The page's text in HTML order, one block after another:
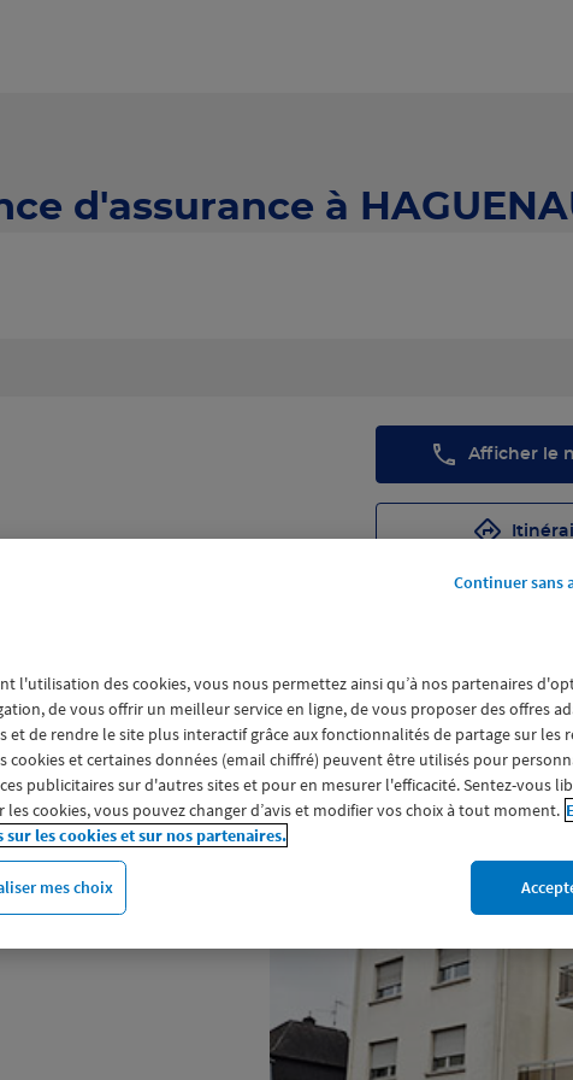
d'assurance à
Afficher le
parole à ses sociétaires et les
(assurance auto et moto,
la mutuelle et la prévoyance
ou encore pour l'épargne
ou CSE, faites votre devis
Macif Assurances de
l'utilisation des cookies, vous nous permettez ainsi qu’à nos partenaires
de vous offrir un meilleur service en ligne, de vous proposer des offres
et de rendre le site plus interactif grâce aux fonctionnalités de partage sur les
cookies et certaines données (email chiffré) peuvent être utilisés pour
publicitaires sur d'autres sites et pour en mesurer l'efficacité. Sentez-vous
les cookies, vous pouvez changer d’avis et modifier vos choix à tout moment.
sur les cookies et sur nos partenaires.
mes choix
Continuer sans